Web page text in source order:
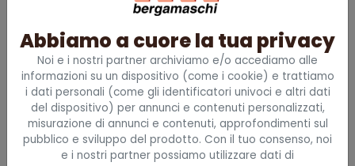
Sede principale
Via G. Galilei, 2/I
35030 Caselle di Selvazzano (PD)
Abbiamo a cuore la tua privacy
Noi e i nostri partner archiviamo e/o accediamo alle
informazioni su un dispositivo (come i cookie) e trattiamo
i dati personali (come gli identificatori univoci e altri dati
del dispositivo) per annunci e contenuti personalizzati,
misurazione di annunci e contenuti, approfondimenti sul
pubblico e sviluppo del prodotto. Con il tuo consenso, noi
e i nostri partner possiamo utilizzare dati di